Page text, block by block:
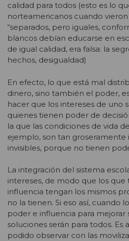
calidad para todos (esto es lo
norteamericanos cuando
“separados, pero iguales,
blancos debían educarse en
de igual calidad, era falsa: la
hechos, desigualdad)
En efecto, lo que está mal
dinero, sino también el poder,
hacer que los intereses de uno
quienes tienen poder de
la que las condiciones de vida
ejemplo, son tan groseramente
invisibles, porque no tienen
La integración del sistema
intereses, de modo que los
influencia tengan los mismos
no la tienen. Si eso así, cuando
poder e influencia para mejorar
soluciones serán para todos. Es
podido observar con las